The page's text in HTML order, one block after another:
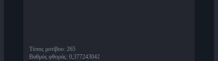
Τύπος μοτίβου: 265
Βαθμός φθοράς: 0,377243042